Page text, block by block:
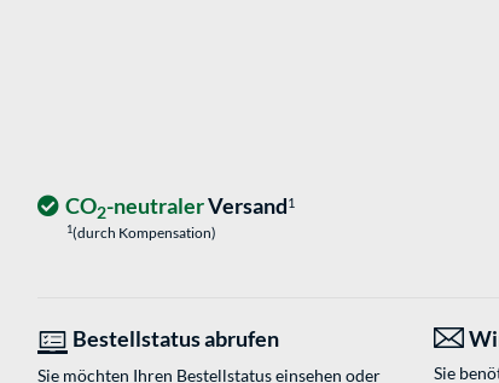
CO2-neutralerVersand1
1(durch Kompensation)
Bestellstatus abrufen
Sie möchten Ihren Bestellstatus einsehen oder
Sie